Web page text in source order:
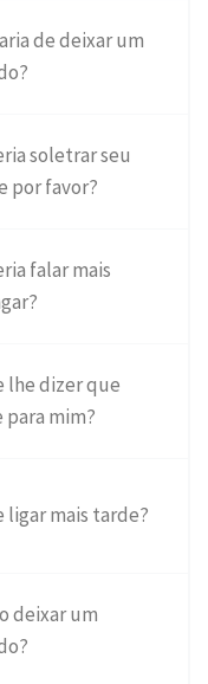
de deixar um
soletrar seu
por favor?
falar mais
lhe dizer que
para mim?
ligar mais tarde?
deixar um